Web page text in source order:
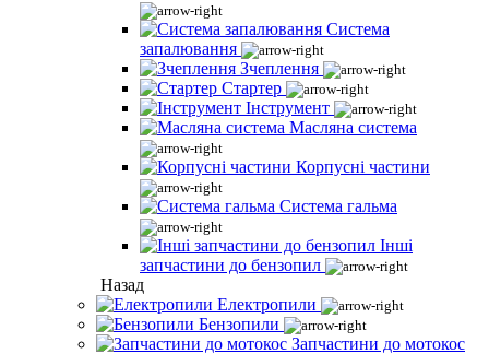
Система
запалювання
Зчеплення
Стартер
Інструмент
Масляна система
Корпусні частини
Система гальма
Інші
запчастини до бензопил
Назад
Електропили
Бензопили
Запчастини до мотокос